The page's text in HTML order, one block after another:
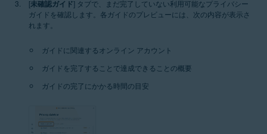
[未確認ガイド] タブで、まだ完了していない利用可能なプライバシー
ガイドを確認します。各ガイドのプレビューには、次の内容が表示さ
れます。
ガイドに関連するオンライン アカウント
ガイドを完了することで達成できることの概要
ガイドの完了にかかる時間の目安